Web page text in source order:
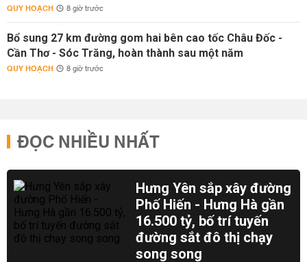
QUY HOẠCH 8 giờ trước
Bổ sung 27 km đường gom hai bên cao tốc Châu Đốc -
Cần Thơ - Sóc Trăng, hoàn thành sau một năm
QUY HOẠCH 8 giờ trước
ĐỌC NHIỀU NHẤT
Hưng Yên sắp xây đường
Phố Hiến - Hưng Hà gần
16.500 tỷ, bố trí tuyến
đường sắt đô thị chạy
song song